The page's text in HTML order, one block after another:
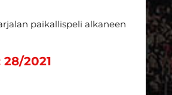
paikallispeli alkaneen
2021